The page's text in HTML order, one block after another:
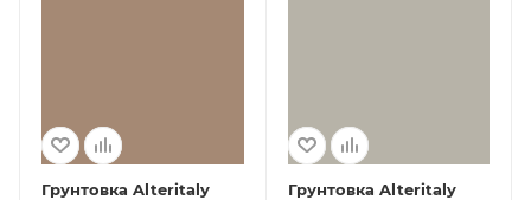
Грунтовка Alteritaly
Грунтовка Alteritaly